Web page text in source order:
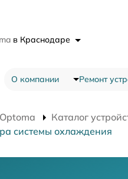
в Краснодаре
О компании Ремонт
Каталог
системы охлаждения